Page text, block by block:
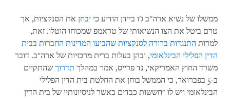
ממשלו של נשיא ארה"ב ג'ו ביידן הודיע כי יבחן את הסנקציות, אך
טרם ביטל את הצו הנשיאותי של טראמפ שמכוחו הוטלו. זאת,
למרות התנגדות ברורה לסנקציות שהביעו המדינות החברות בבית
הדין הפלילי הבינלאומי, ובהן בעלות ברית מרכזיות של ארה"ב. דובר
משרד החוץ האמריקאי, נד פרייס, אמר במהלך תדרוך שהתקיים
ב-5 בפברואר, כי הממשל בוחן את החלטת בית הדין הפלילי
הבינלאומי ויש לו "חששות כבדים באשר לניסיונותיו של בית הדין